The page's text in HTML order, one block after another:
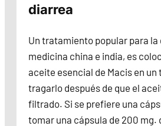
diarrea
Un tratamiento popular para la
medicina china e india, es
aceite esencial de Macis en un
tragarlo después de que el
filtrado. Si se prefiere una
tomar una cápsula de 200 mg.